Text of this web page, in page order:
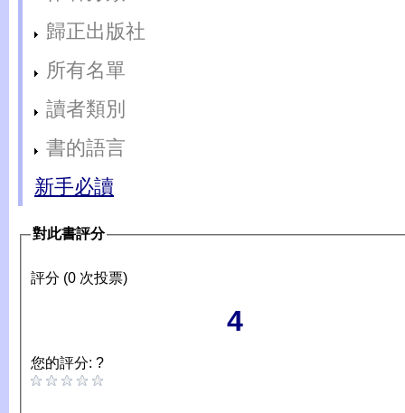
歸正出版社
所有名單
讀者類別
書的語言
新手必讀
對此書評分
評分 (0 次投票)
4
您的評分: ?